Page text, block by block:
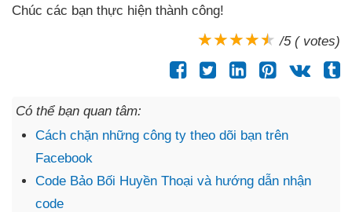
Chúc các bạn thực hiện thành công!
/5 ( votes)
Có thể bạn quan tâm:
Cách chặn những công ty theo dõi bạn trên
Facebook
Code Bảo Bối Huyền Thoại và hướng dẫn nhận
code